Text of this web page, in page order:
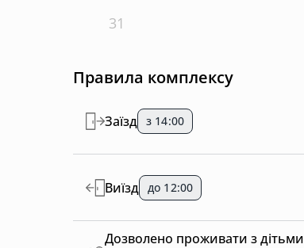
31
Правила комплексу
Заїзд з 14:00
Виїзд до 12:00
Дозволено проживати з дітьми